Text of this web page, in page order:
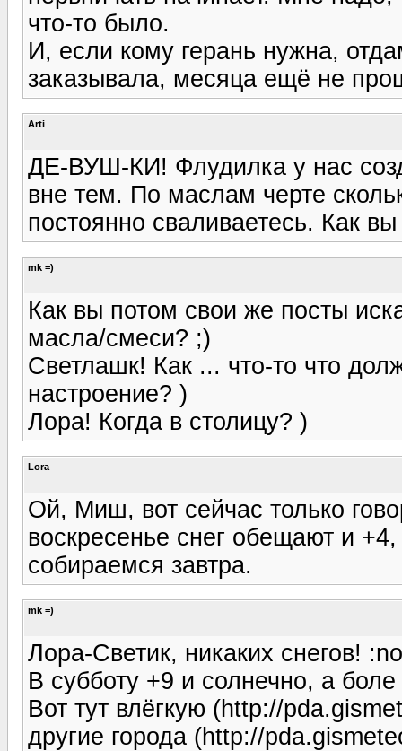
что-то было.
И, если кому герань нужна,
заказывала, месяца ещё не
Arti
ДЕ-ВУШ-КИ! Флудилка у нас
вне тем. По маслам черте
постоянно сваливаетесь. Как
mk =)
Как вы потом свои же посты
масла/смеси? ;)
Светлашк! Как ... что-то что
настроение? )
Лора! Когда в столицу? )
Lora
Ой, Миш, вот сейчас только
воскресенье снег обещают и
собираемся завтра.
mk =)
Лора-Светик, никаких снегов!
В субботу +9 и солнечно, а
Вот тут влёгкую (http://
другие города (http://